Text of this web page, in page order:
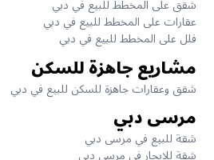
شقق على المخطط للبيع في دبي
عقارات على المخطط للبيع في دبي
فلل على المخطط للبيع في دبي
مشاريع جاهزة للسكن
شقق وعقارات جاهزة للسكن للبيع في دبي
مرسى دبي
شقة للبيع في مرسى دبي